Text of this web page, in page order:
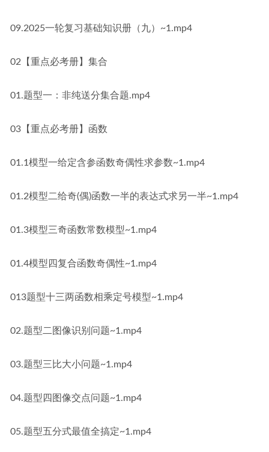
09.2025一轮复习基础知识册（九）~1.mp4
02【重点必考册】集合
01.题型一：非纯送分集合题.mp4
03【重点必考册】函数
01.1模型一给定含参函数奇偶性求参数~1.mp4
01.2模型二给奇(偶)函数一半的表达式求另一半~1.mp4
01.3模型三奇函数常数模型~1.mp4
01.4模型四复合函数奇偶性~1.mp4
013题型十三两函数相乘定号模型~1.mp4
02.题型二图像识别问题~1.mp4
03.题型三比大小问题~1.mp4
04.题型四图像交点问题~1.mp4
05.题型五分式最值全搞定~1.mp4